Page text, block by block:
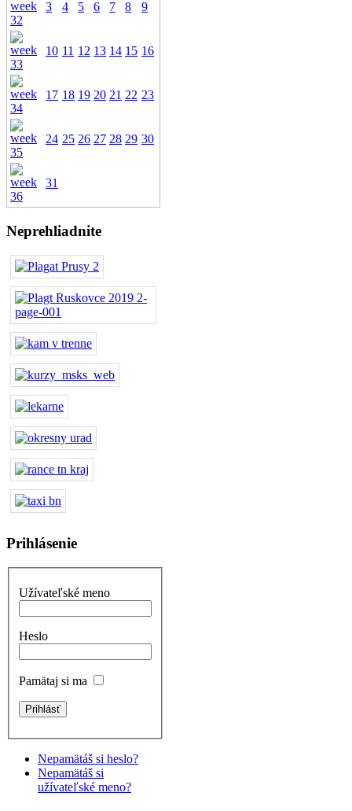
3 4 5 6 7 8 9
10 11 12 13 14 15 16
17 18 19 20 21 22 23
24 25 26 27 28 29 30
31
Neprehliadnite
Prihlásenie
Užívateľské meno
Heslo
Pamätaj si ma
Nepamätáš si heslo?
Nepamätáš si
užívateľské meno?